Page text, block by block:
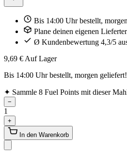
Bis 14:00 Uhr bestellt,
Plane deinen eigenen
Ø Kundenbewertung 4,3/5
9,69 € Auf Lager
Bis 14:00 Uhr bestellt, morgen geliefert!
✦ Sammle 8 Fuel Points mit dieser
−
1
+
In den Warenkorb